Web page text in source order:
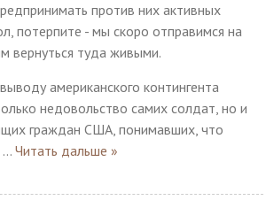
против них активных
потерпите - мы скоро отправимся на
вернуться туда живыми.
американского контингента
недовольство самих солдат, но и
граждан США, понимавших, что
... Читать дальше »